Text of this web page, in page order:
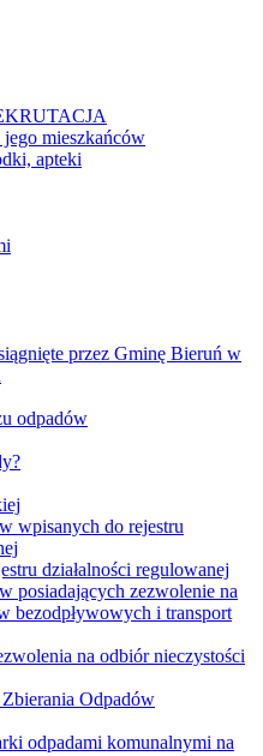
mieszkańców
apteki
przez Gminę Bieruń w
odpadów
wpisanych do rejestru
działalności regulowanej
posiadających zezwolenie na
bezodpływowych i transport
na odbiór nieczystości
Odpadów
odpadami komunalnymi na